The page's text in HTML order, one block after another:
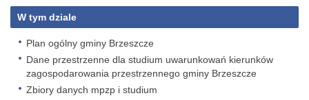
W tym dziale
Plan ogólny gminy Brzeszcze
Dane przestrzenne dla studium uwarunkowań kierunków
zagospodarowania przestrzennego gminy Brzeszcze
Zbiory danych mpzp i studium